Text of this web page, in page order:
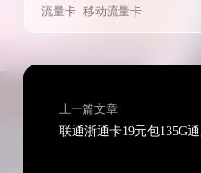
流量卡 移动流量卡
上一篇文章